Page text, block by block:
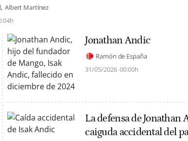
Albert Martínez
Jonathan Andic
Ramón de España
31/05/2026 00:00h
La defensa de Jonathan
caiguda accidental del